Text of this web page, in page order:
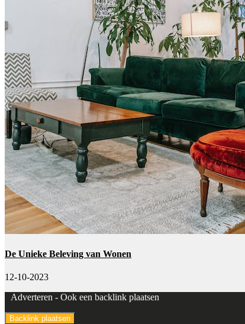
De Unieke Beleving van Wonen
12-10-2023
Adverteren - Ook een backlink plaatsen
Backlink plaatsen